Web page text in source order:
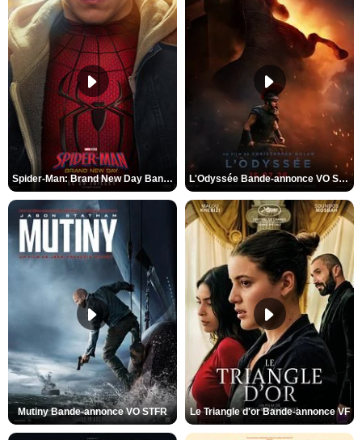
Spider-Man: Brand New Day Bande-annonce VO STFR L'Odyssée Bande-annonce VO STFR
Mutiny Bande-annonce VO STFR Le Triangle d'or Bande-annonce VF